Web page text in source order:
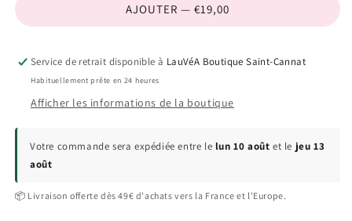
AJOUTER — €19,00
Service de retrait disponible à LauVéA Boutique Saint-Cannat
Habituellement prête en 24 heures
Afficher les informations de la boutique
Votre commande sera expédiée entre le lun 10 août et le jeu 13
août
📦 Livraison offerte dès 49€ d'achats vers la France et l'Europe.